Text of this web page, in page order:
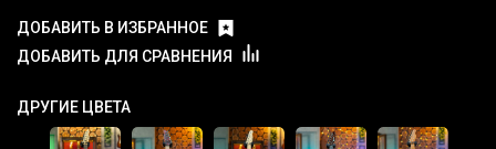
ДОБАВИТЬ В ИЗБРАННОЕ
ДОБАВИТЬ ДЛЯ СРАВНЕНИЯ
ДРУГИЕ ЦВЕТА